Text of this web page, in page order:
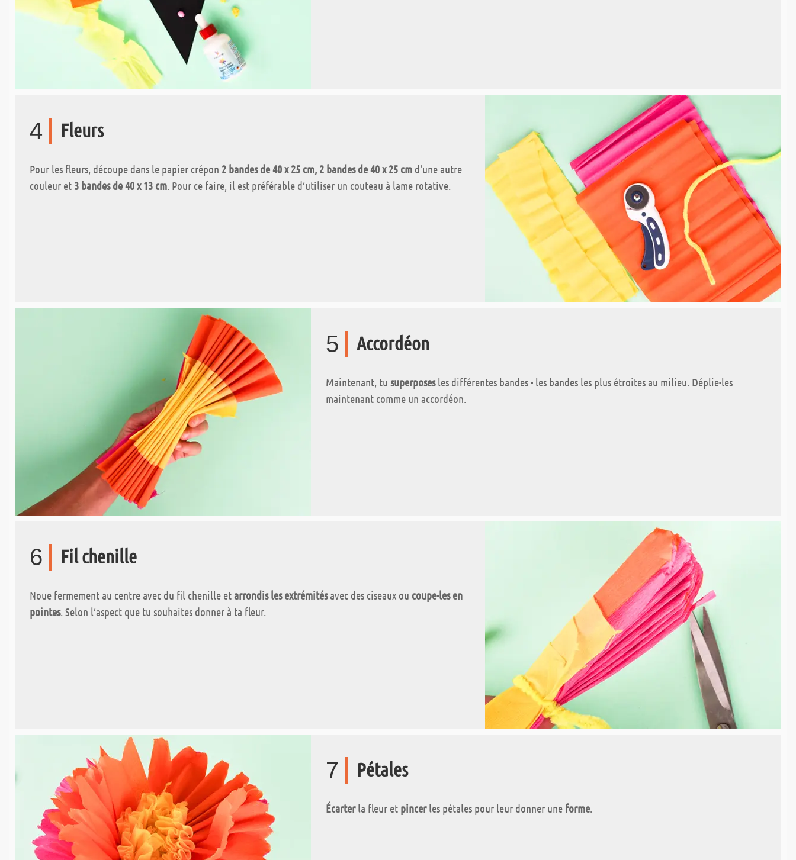
4 Fleurs
Pour les fleurs, découpe dans le papier crépon 2 bandes de 40 x 25 cm, 2 bandes de 40 x 25 cm d‘une autre
couleur et 3 bandes de 40 x 13 cm. Pour ce faire, il est préférable d‘utiliser un couteau à lame rotative.
5 Accordéon
Maintenant, tu superposesles différentes bandes - les bandes les plus étroites au milieu. Déplie-les
maintenant comme un accordéon.
6 Fil chenille
Noue fermement au centre avec du fil chenille etarrondis les extrémitésavec des ciseaux ou coupe-les en
pointes. Selon l‘aspect que tu souhaites donner à ta fleur.
7 Pétales
Écarterla fleur et pincerles pétales pour leur donner une forme.